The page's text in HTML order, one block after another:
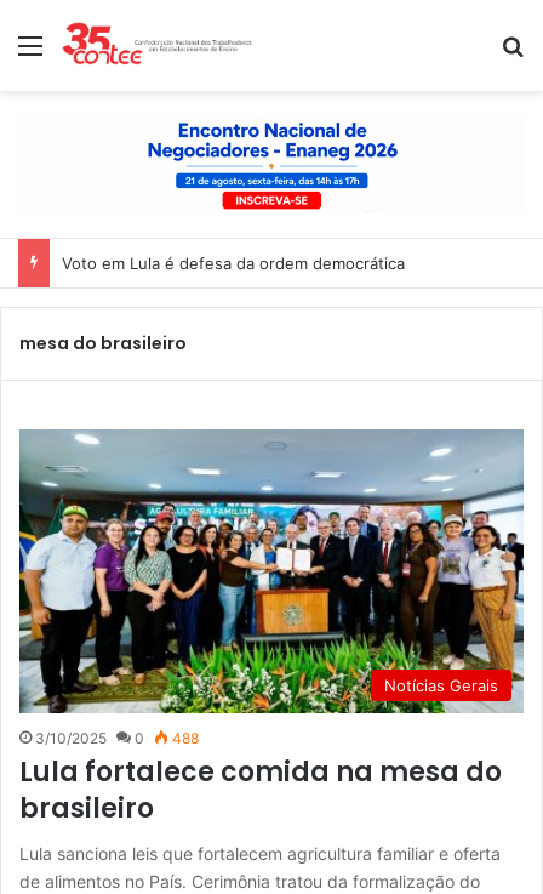
Menu
Voto em Lula é defesa da ordem democrática
mesa do brasileiro
Notícias Gerais
3/10/2025 0 488
Lula fortalece comida na mesa do
brasileiro
Lula sanciona leis que fortalecem agricultura familiar e oferta
de alimentos no País. Cerimônia tratou da formalização do